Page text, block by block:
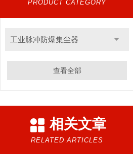
PRODUCT CATEGORY
工业脉冲防爆集尘器
查看全部
相关文章
RELATED ARTICLES